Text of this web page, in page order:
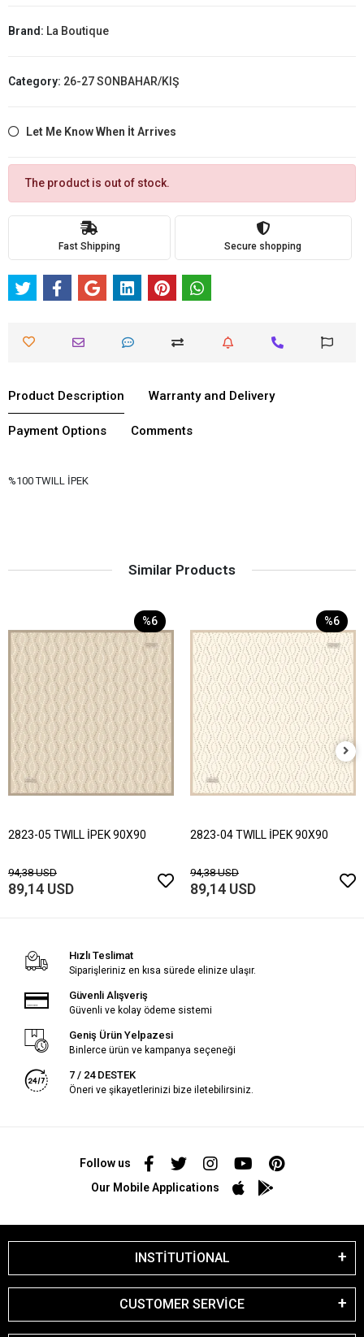
Brand: La Boutique
Category: 26-27 SONBAHAR/KIŞ
Let Me Know When İt Arrives
The product is out of stock.
Fast Shipping Secure shopping
Product Description Warranty and Delivery
Payment Options Comments
%100 TWILL İPEK
Similar Products
%6
2823-05 TWILL İPEK 90X90
94,38 USD
89,14 USD
%6
2823-04 TWILL İPEK 90X90
94,38 USD
89,14 USD
Hızlı Teslimat
Siparişleriniz en kısa sürede elinize ulaşır.
Güvenli Alışveriş
Güvenli ve kolay ödeme sistemi
Geniş Ürün Yelpazesi
Binlerce ürün ve kampanya seçeneği
7 / 24 DESTEK
Öneri ve şikayetlerinizi bize iletebilirsiniz.
Follow us
Our Mobile Applications
INSTİTUTİONAL
CUSTOMER SERVİCE